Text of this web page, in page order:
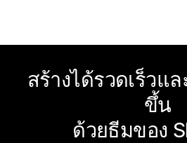
สร้างได้รวดเร็วแ
ขึ้น
ด้วยธีมของ